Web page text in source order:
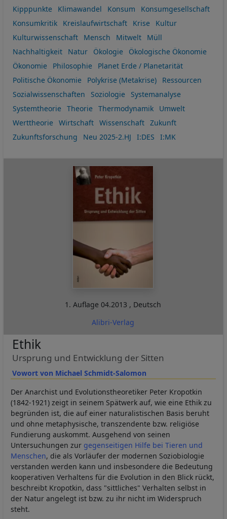
Kipppunkte
Klimawandel Konsum
Konsumgesellschaft
Konsumkritik
Kreislaufwirtschaft Krise
Kultur
Kulturwissenschaft
Mensch Mitwelt
Müll
Nachhaltigkeit
Natur Ökologie
Ökologische Ökonomie
Ökonomie
Philosophie
Planet Erde / Planetarität
Politische Ökonomie
Polykrise (Metakrise)
Ressourcen
Sozialwissenschaften
Soziologie
Systemanalyse
Systemtheorie
Theorie Thermodynamik
Umwelt
Werttheorie
Wirtschaft Wissenschaft
Zukunft
Zukunftsforschung
Neu 2025-2.HJ I:DES I:MK
1. Auflage04.2013 , Deutsch
Alibri-Verlag
Vowort von Michael Schmidt-Salomon
Ethik
Ursprung und Entwicklung der Sitten
Der Anarchist und Evolutionstheoretiker Peter Kropotkin
(1842-1921) zeigt in seinem Spätwerk auf, wie eine Ethik zu
begründen ist, die auf einer naturalistischen Basis beruht
und ohne metaphysische, transzendente bzw. religiöse
Fundierung auskommt. Ausgehend von seinen
Untersuchungen zur gegenseitigen Hilfe bei Tieren und
Menschen, die als Vorläufer der modernen Soziobiologie
verstanden werden kann und insbesondere die Bedeutung
kooperativen Verhaltens für die Evolution in den Blick rückt,
beschreibt Kropotkin, dass "sittliches" Verhalten selbst in
der Natur angelegt ist bzw. zu ihr nicht im Widerspruch
steht.